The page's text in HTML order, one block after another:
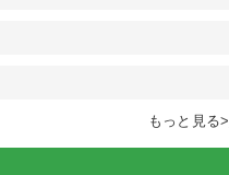
もっと見る>